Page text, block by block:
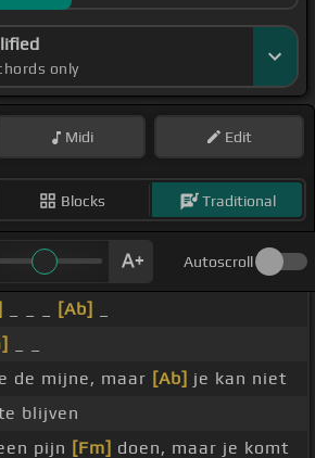
only
Midi Edit
Blocks Traditional
Autoscroll
[Ab]
de mijne, maar [Ab] je kan niet
blijven
pijn [Fm] doen, maar je komt